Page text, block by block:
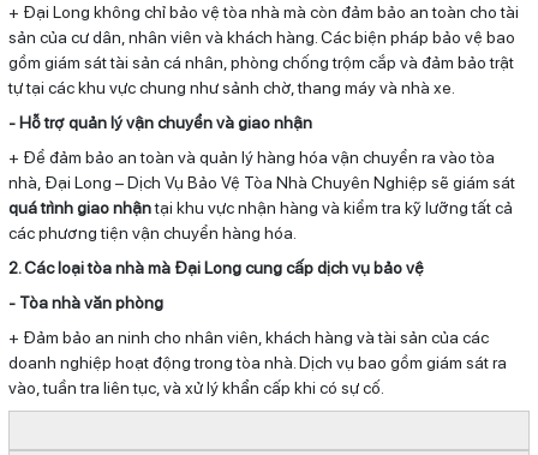
+ Đại Long không chỉ bảo vệ tòa nhà mà còn đảm bảo an toàn cho tài
sản của cư dân, nhân viên và khách hàng. Các biện pháp bảo vệ bao
gồm giám sát tài sản cá nhân, phòng chống trộm cắp và đảm bảo trật
tự tại các khu vực chung như sảnh chờ, thang máy và nhà xe.
- Hỗ trợ quản lý vận chuyển và giao nhận
+ Để đảm bảo an toàn và quản lý hàng hóa vận chuyển ra vào tòa
nhà, Đại Long – Dịch Vụ Bảo Vệ Tòa Nhà Chuyên Nghiệp sẽ giám sát
quá trình giao nhậntại khu vực nhận hàng và kiểm tra kỹ lưỡng tất cả
các phương tiện vận chuyển hàng hóa.
2. Các loại tòa nhà mà Đại Long cung cấp dịch vụ bảo vệ
- Tòa nhà văn phòng
+ Đảm bảo an ninh cho nhân viên, khách hàng và tài sản của các
doanh nghiệp hoạt động trong tòa nhà. Dịch vụ bao gồm giám sát ra
vào, tuần tra liên tục, và xử lý khẩn cấp khi có sự cố.